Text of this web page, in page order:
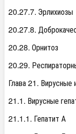
20.27.7. Эрлихиозы
20.27.8.
20.28. Орнитоз
20.29.
Глава 21. Вирусные
21.1. Вирусные
21.1.1. Гепатит А